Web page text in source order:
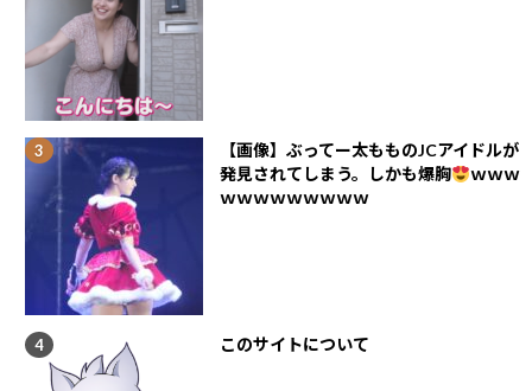
【画像】ぶってー太もものJCアイドルが
発見されてしまう。しかも爆胸
ｗｗｗ
ｗｗｗｗｗｗｗｗｗ
このサイトについて